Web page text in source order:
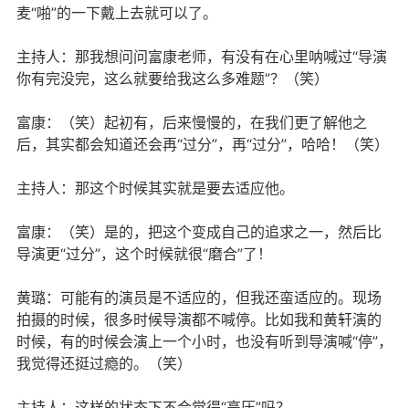
麦“啪”的一下戴上去就可以了。
主持人：那我想问问富康老师，有没有在心里呐喊过“导演
你有完没完，这么就要给我这么多难题”？（笑）
富康：（笑）起初有，后来慢慢的，在我们更了解他之
后，其实都会知道还会再“过分”，再“过分”，哈哈！（笑）
主持人：那这个时候其实就是要去适应他。
富康：（笑）是的，把这个变成自己的追求之一，然后比
导演更“过分”，这个时候就很“磨合”了！
黄璐：可能有的演员是不适应的，但我还蛮适应的。现场
拍摄的时候，很多时候导演都不喊停。比如我和黄轩演的
时候，有的时候会演上一个小时，也没有听到导演喊“停”，
我觉得还挺过瘾的。（笑）